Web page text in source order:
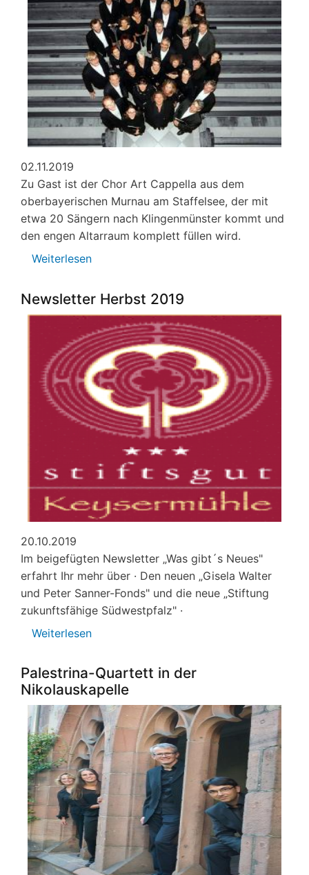
02.11.2019
Zu Gast ist der Chor Art Cappella aus dem
oberbayerischen Murnau am Staffelsee, der mit
etwa 20 Sängern nach Klingenmünster kommt und
den engen Altarraum komplett füllen wird.
Weiterlesen
Chormusik
der
Nikolauskapelle
Newsletter Herbst 2019
20.10.2019
Im beigefügten Newsletter „Was gibt´s Neues"
erfahrt Ihr mehr über · Den neuen „Gisela Walter
und Peter Sanner-Fonds" und die neue „Stiftung
zukunftsfähige Südwestpfalz" ·
Weiterlesen
Herbst
2019
Palestrina-Quartett in der
Nikolauskapelle